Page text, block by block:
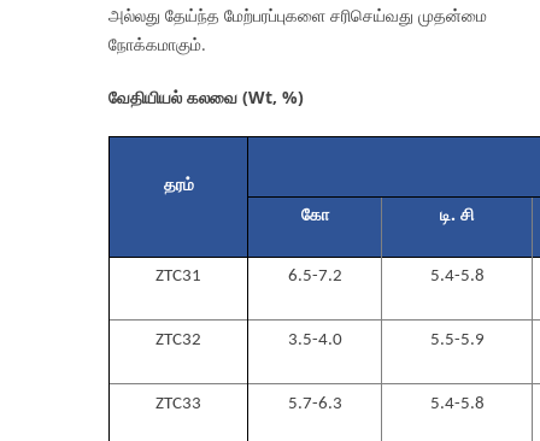
அல்லது தேய்ந்த மேற்பரப்புகளை சரிசெய்வது முதன்மை
நோக்கமாகும்.
வேதியியல் கலவை (Wt, %)
தரம்
கோ
டி. சி
ZTC31 6.5-7.2 5.4-5.8
ZTC32 3.5-4.0 5.5-5.9
ZTC33 5.7-6.3 5.4-5.8